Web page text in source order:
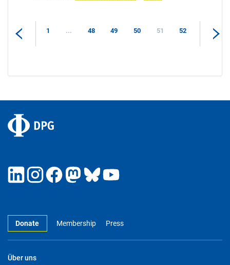
1 ... 48 49 50 51 52
Donate Membership Press
Über uns